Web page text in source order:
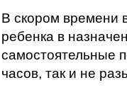
В скором времени
ребенка в
самостоятельные
часов, так и не